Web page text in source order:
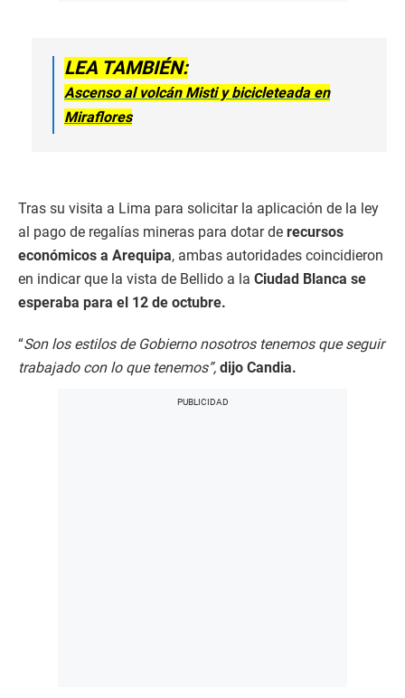
LEA TAMBIÉN:
Ascenso al volcán Misti y bicicleteada en
Miraflores
Tras su visita a Lima para solicitar la aplicación de la ley
al pago de regalías mineras para dotar de recursos
económicos a Arequipa, ambas autoridades coincidieron
en indicar que la vista de Bellido a la Ciudad Blanca se
esperaba para el 12 de octubre.
“Son los estilos de Gobierno nosotros tenemos que seguir
trabajado con lo que tenemos”, dijo Candia.